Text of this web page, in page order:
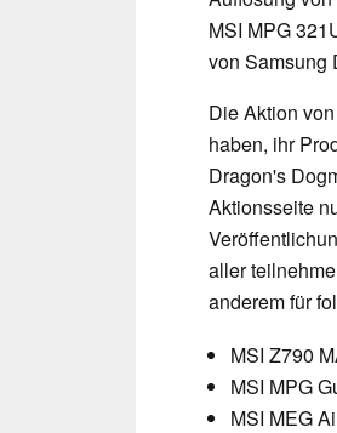
MSI MPG
von Samsung
Die Aktion
haben, ihr
Dragon's
Aktionsseite
aller
anderem für
MSI Z790
MSI MPG
MSI MEG